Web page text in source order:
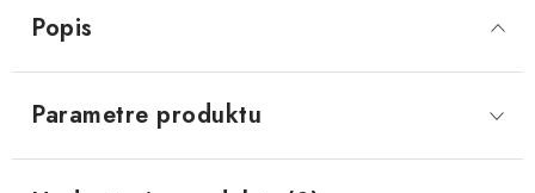
LINHAI 400/500/M550/650
Popis
Parametre produktu